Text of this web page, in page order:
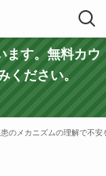
ます。無料カウ
ください。
のメカニズムの理解で不安